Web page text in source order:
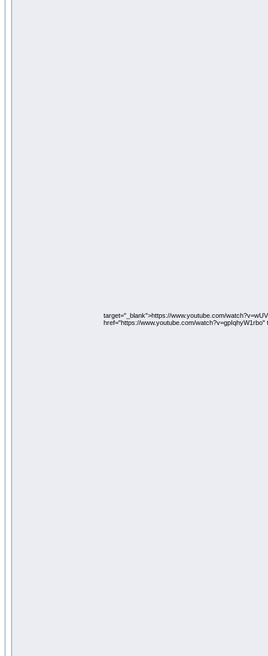
target="_blank">https://www.youtube.com/
href="https://www.youtube.com/